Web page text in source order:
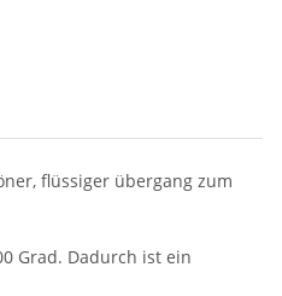
flüssiger übergang zum
Grad. Dadurch ist ein